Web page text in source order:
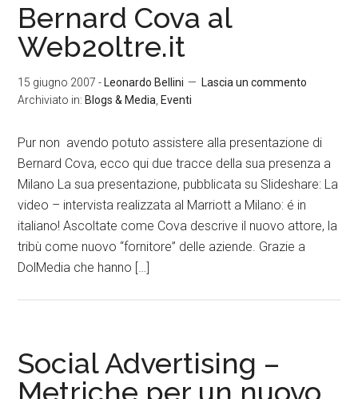
Bernard Cova al
Web2oltre.it
15 giugno 2007 - Leonardo Bellini
Lascia un commento
Archiviato in: Blogs & Media Eventi
Pur non avendo potuto assistere alla presentazione di
Bernard Cova, ecco qui due tracce della sua presenza a
Milano La sua presentazione, pubblicata su Slideshare: La
video – intervista realizzata al Marriott a Milano: é in
italiano! Ascoltate come Cova descrive il nuovo attore, la
tribù come nuovo “fornitore” delle aziende. Grazie a
DolMedia che hanno […]
Social Advertising –
Metriche per un nuovo